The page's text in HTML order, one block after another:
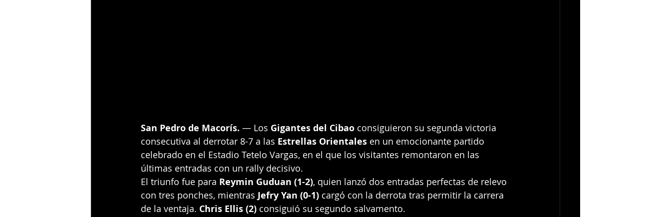
San Pedro de Macorís. — Los Gigantes del Cibao consiguieron su segunda victoria
consecutiva al derrotar 8-7 a las Estrellas Orientales en un emocionante partido
celebrado en el Estadio Tetelo Vargas, en el que los visitantes remontaron en las
últimas entradas con un rally decisivo.
El triunfo fue para Reymin Guduan (1-2), quien lanzó dos entradas perfectas de relevo
con tres ponches, mientras Jefry Yan (0-1) cargó con la derrota tras permitir la carrera
de la ventaja. Chris Ellis (2) consiguió su segundo salvamento.